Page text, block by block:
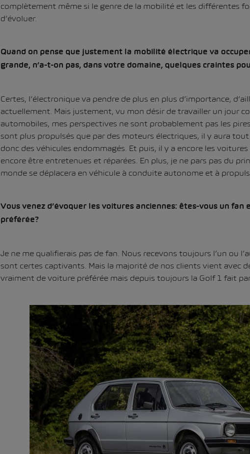
complètement même si le genre de la mobilité et les différentes
d’évoluer.
Quand on pense que justement la mobilité électrique va
grande, n’a-t-on pas, dans votre domaine, quelques craintes
Certes, l’électronique va pendre de plus en plus d’importance,
actuellement. Mais justement, vu mon désir de travailler un jour
automobiles, mes perspectives ne sont probablement pas les
sont plus propulsés que par des moteurs électriques, il y aura
donc des véhicules endommagés. Et puis, il y a encore les
encore être entretenues et réparées. En plus, je ne pars pas du
monde se déplacera en véhicule à conduite autonome et à
Vous venez d’évoquer les voitures anciennes: êtes-vous un fan
préférée?
Je ne me qualifierais pas de fan. Nous recevons toujours l’un ou
sont certes captivants. Mais la majorité de nos clients vient avec
vraiment de voiture préférée mais depuis toujours la Golf 1 fait